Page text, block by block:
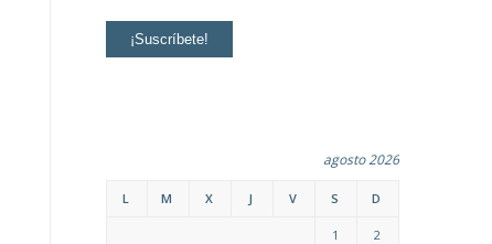
agosto 2026
L M X J V S D
1 2